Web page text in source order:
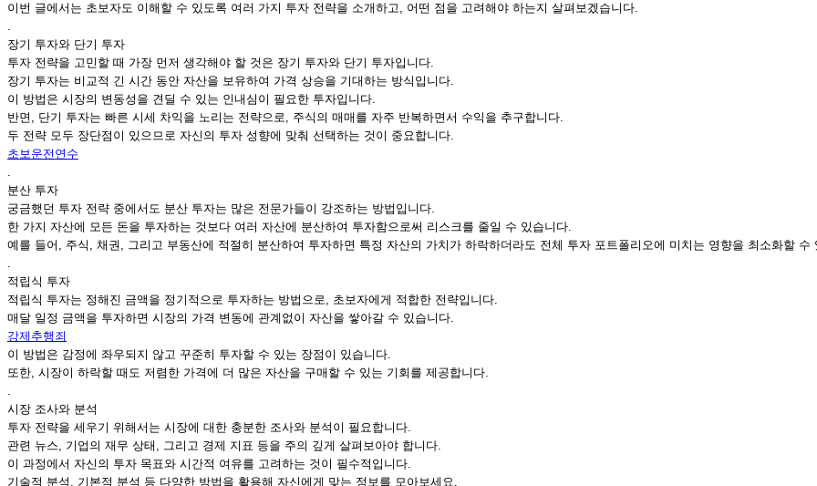
이번 글에서는 초보자도 이해할 수 있도록 여러 가지 투자 전략을 소개하고, 어떤 점을 고려해야 하는지 살펴보겠습니다.
.
장기 투자와 단기 투자
투자 전략을 고민할 때 가장 먼저 생각해야 할 것은 장기 투자와 단기 투자입니다.
장기 투자는 비교적 긴 시간 동안 자산을 보유하여 가격 상승을 기대하는 방식입니다.
이 방법은 시장의 변동성을 견딜 수 있는 인내심이 필요한 투자입니다.
반면, 단기 투자는 빠른 시세 차익을 노리는 전략으로, 주식의 매매를 자주 반복하면서 수익을 추구합니다.
두 전략 모두 장단점이 있으므로 자신의 투자 성향에 맞춰 선택하는 것이 중요합니다.
초보운전연수
.
분산 투자
궁금했던 투자 전략 중에서도 분산 투자는 많은 전문가들이 강조하는 방법입니다.
한 가지 자산에 모든 돈을 투자하는 것보다 여러 자산에 분산하여 투자함으로써 리스크를 줄일 수 있습니다.
예를 들어, 주식, 채권, 그리고 부동산에 적절히 분산하여 투자하면 특정 자산의 가치가 하락하더라도 전체 투자 포트폴리오에 미치는 영향을 최소화할 수
.
적립식 투자
적립식 투자는 정해진 금액을 정기적으로 투자하는 방법으로, 초보자에게 적합한 전략입니다.
매달 일정 금액을 투자하면 시장의 가격 변동에 관계없이 자산을 쌓아갈 수 있습니다.
강제추행죄
이 방법은 감정에 좌우되지 않고 꾸준히 투자할 수 있는 장점이 있습니다.
또한, 시장이 하락할 때도 저렴한 가격에 더 많은 자산을 구매할 수 있는 기회를 제공합니다.
.
시장 조사와 분석
투자 전략을 세우기 위해서는 시장에 대한 충분한 조사와 분석이 필요합니다.
관련 뉴스, 기업의 재무 상태, 그리고 경제 지표 등을 주의 깊게 살펴보아야 합니다.
이 과정에서 자신의 투자 목표와 시간적 여유를 고려하는 것이 필수적입니다.
기술적 분석, 기본적 분석 등 다양한 방법을 활용해 자신에게 맞는 정보를 모아보세요.